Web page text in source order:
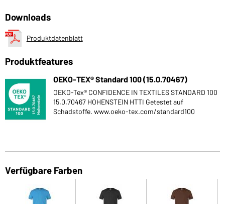
Downloads
Produktdatenblatt
Produktfeatures
OEKO-TEX® Standard 100 (15.0.70467)
OEKO-Tex® CONFIDENCE IN TEXTILES STANDARD 100
15.0.70467 HOHENSTEIN HTTI Getestet auf
Schadstoffe. www.oeko-tex.com/standard100
Verfügbare Farben